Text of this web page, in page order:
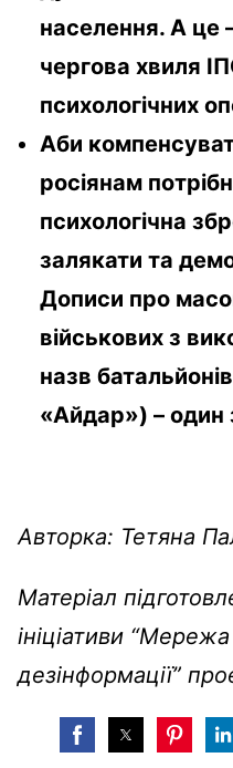
населення. А це
чергова хвиля
психологічних
Аби
росіянам
психологічна
залякати та
Дописи про
військових з
назв
«Айдар») – один
Авторка: Тетяна
Матеріал
ініціативи “Мережа
дезінформації”